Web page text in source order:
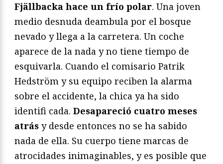
Fjällbacka hace un frío polar. Una joven
medio desnuda deambula por el bosque
nevado y llega a la carretera. Un coche
aparece de la nada y no tiene tiempo de
esquivarla. Cuando el comisario Patrik
Hedström y su equipo reciben la alarma
sobre el accidente, la chica ya ha sido
identifi cada. Desapareció cuatro meses
atrás y desde entonces no se ha sabido
nada de ella. Su cuerpo tiene marcas de
atrocidades inimaginables, y es posible que